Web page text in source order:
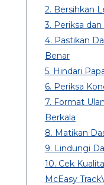
2. Bersihkan
3. Periksa
4. Pastikan
Benar
5. Hindari
6. Periksa
7. Format
Berkala
8. Matikan
9. Lindungi
10. Cek
McEasy